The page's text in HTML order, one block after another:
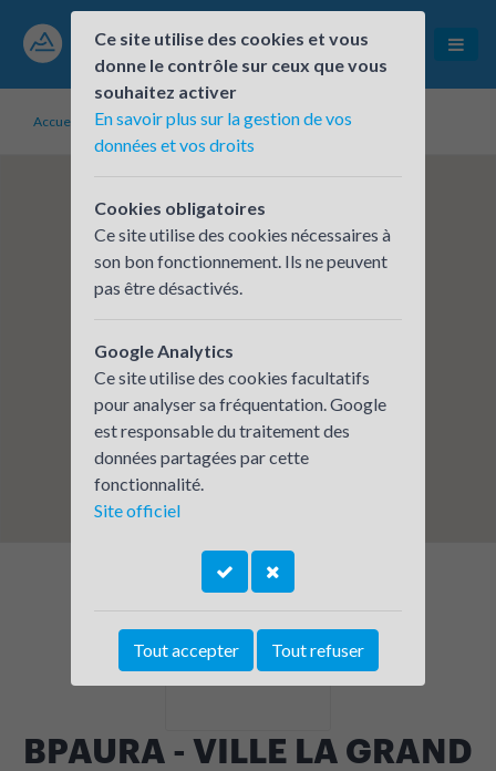
Accueil Établissements inscrits BPAURA - VILLE LA GRAND
BPAURA - VILLE LA GRAND
Ce site utilise des cookies et vous
donne le contrôle sur ceux que vous
souhaitez activer
En savoir plus sur la gestion de vos
données et vos droits
Cookies obligatoires
Ce site utilise des cookies nécessaires à
son bon fonctionnement. Ils ne peuvent
pas être désactivés.
Google Analytics
Ce site utilise des cookies facultatifs
pour analyser sa fréquentation. Google
est responsable du traitement des
données partagées par cette
fonctionnalité.
Site officiel
Tout accepter Tout refuser